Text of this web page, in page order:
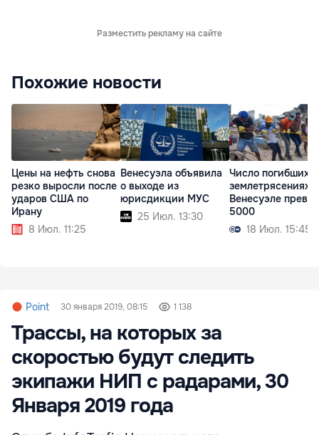
Разместить рекламу на сайте
Похожие новости
Цены на нефть снова
резко выросли после
ударов США по
Ирану
8 Июл. 11:25
Венесуэла объявила
о выходе из
юрисдикции МУС
25 Июл. 13:30
Число погибших
землетрясениях в
Венесуэле
5000
18 Июл. 15:45
Point 30 января 2019, 08:15 1 138
Трассы, на которых за
скоростью будут следить
экипажи НИП с радарами, 30
Января 2019 года